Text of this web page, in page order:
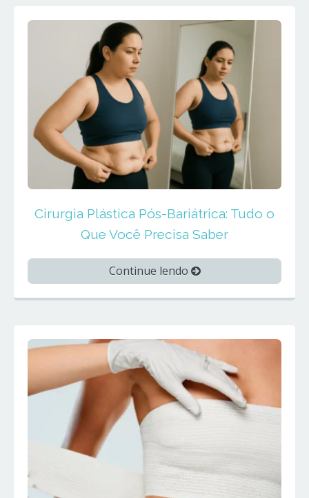
Cirurgia Plástica Pós-Bariátrica: Tudo o
Que Você Precisa Saber
Continue lendo